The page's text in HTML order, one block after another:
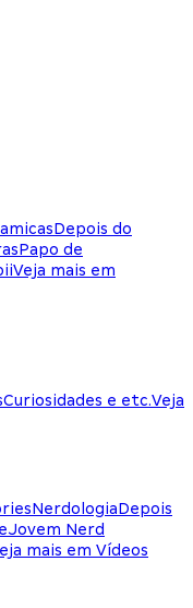
Depois do
Papo de
Veja mais em
Curiosidades e etc.Veja
NerdologiaDepois
Jovem Nerd
mais em Vídeos